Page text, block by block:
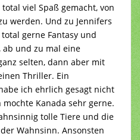
viel Spaß gemacht, von
werden. Und zu Jennifers
total gerne Fantasy und
ab und zu mal eine
selten, dann aber mit
Thriller. Ein
ich ehrlich gesagt nicht
Kanada sehr gerne.
tolle Tiere und die
Wahnsinn. Ansonsten